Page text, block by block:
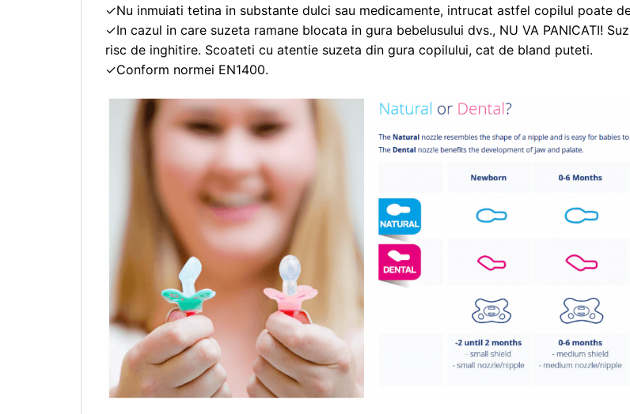
✓Nu inmuiati tetina in substante dulci sau medicamente, intrucat astfel copilul poate
✓In cazul in care suzeta ramane blocata in gura bebelusului dvs., NU VA PANICATI!
risc de inghitire. Scoateti cu atentie suzeta din gura copilului, cat de bland puteti.
✓Conform normei EN1400.